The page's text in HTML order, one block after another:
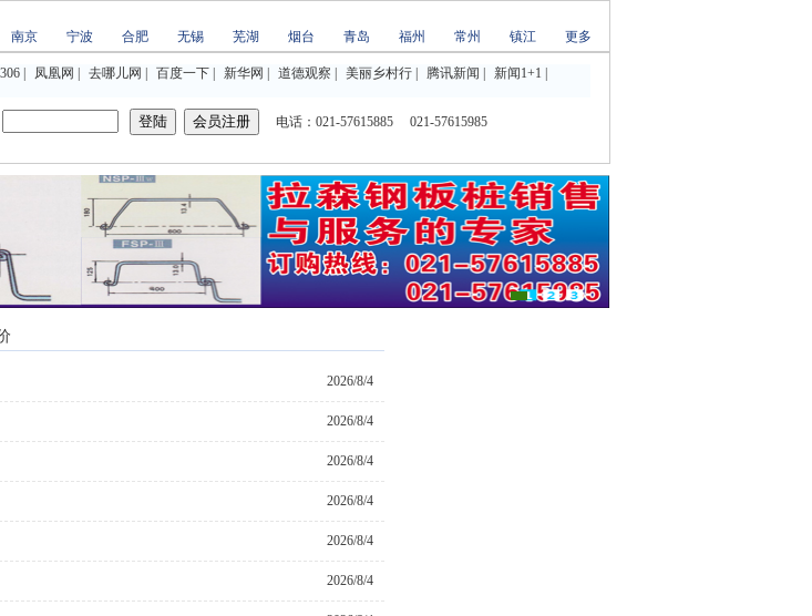
南京 宁波 合肥 无锡 芜湖 烟台 青岛 福州 常州 镇江 更多
凤凰网 去哪儿网 百度一下 新华网 道德观察 美丽乡村行 腾讯新闻 新闻1+1
电话：021-57615885 021-57615985
2026/8/4
2026/8/4
2026/8/4
2026/8/4
2026/8/4
2026/8/4